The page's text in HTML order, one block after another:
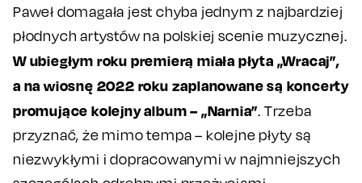
Paweł domagała jest chyba jednym z najbardziej
płodnych artystów na polskiej scenie muzycznej.
W ubiegłym roku premierą miała płyta „Wracaj”,
a na wiosnę 2022 roku zaplanowane są koncerty
promujące kolejny album – „Narnia”. Trzeba
przyznać, że mimo tempa – kolejne płyty są
niezwykłymi i dopracowanymi w najmniejszych